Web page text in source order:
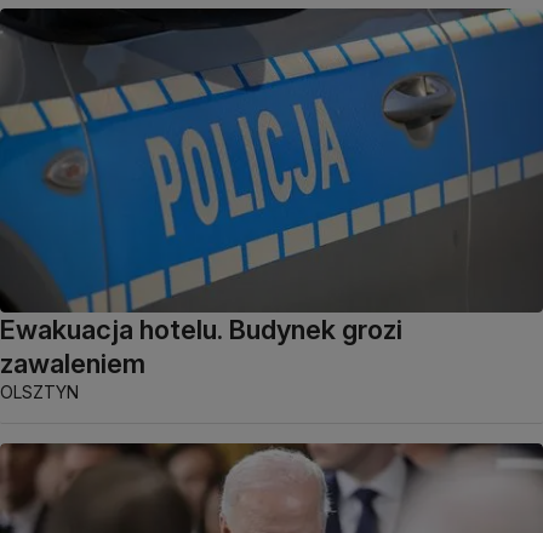
Ewakuacja hotelu. Budynek grozi
zawaleniem
OLSZTYN